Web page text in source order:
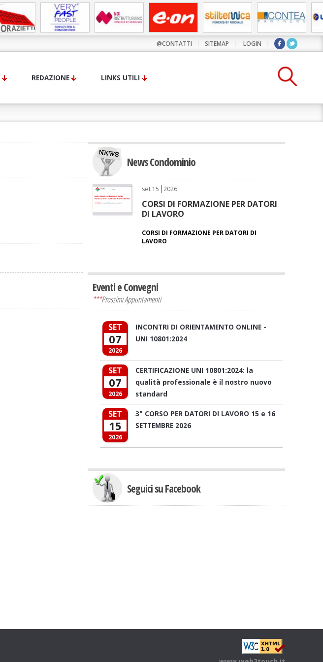
@CONTATTI SITEMAP LOGIN
REDAZIONE LINKS UTILI
News Condominio
set 15 2026
CORSI DI FORMAZIONE PER DATORI
DI LAVORO
CORSI DI FORMAZIONE PER DATORI DI
LAVORO
Eventi e Convegni
***Prossimi Appuntamenti
SET
07
2026
INCONTRI DI ORIENTAMENTO ONLINE -
UNI 10801:2024
SET
07
2026
CERTIFICAZIONE UNI 10801:2024: la
qualità professionale è il nostro nuovo
standard
SET
15
2026
3° CORSO PER DATORI DI LAVORO 15 e 16
SETTEMBRE 2026
Seguici su Facebook